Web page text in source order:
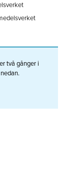
två gånger i